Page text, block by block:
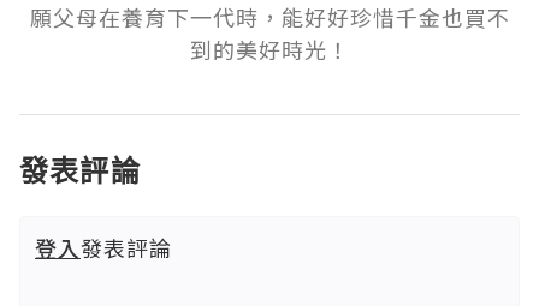
願父母在養育下一代時，能好好珍惜千金也買不
到的美好時光！
發表評論
登入發表評論